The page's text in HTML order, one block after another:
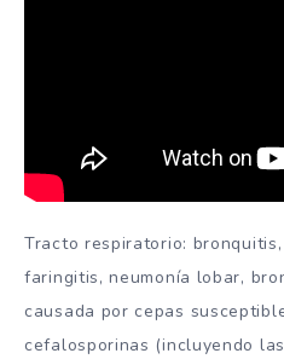
Tracto respiratorio:
faringitis, neumonía lobar,
causada por cepas
cefalosporinas (incluyendo